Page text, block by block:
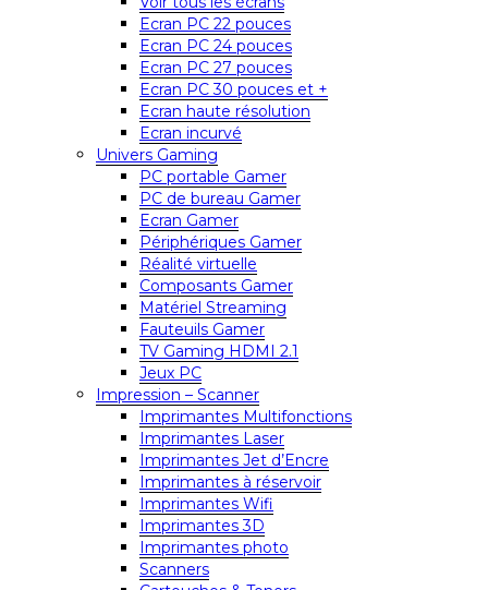
Ecran PC 22 pouces
Ecran PC 24 pouces
Ecran PC 27 pouces
Ecran PC 30 pouces et +
Ecran haute résolution
Ecran incurvé
Univers Gaming
PC portable Gamer
PC de bureau Gamer
Ecran Gamer
Périphériques Gamer
Réalité virtuelle
Composants Gamer
Matériel Streaming
Fauteuils Gamer
TV Gaming HDMI 2.1
Jeux PC
Impression – Scanner
Imprimantes Multifonctions
Imprimantes Laser
Imprimantes Jet d’Encre
Imprimantes à réservoir
Imprimantes Wifi
Imprimantes 3D
Imprimantes photo
Scanners